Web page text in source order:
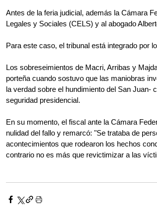
Antes de la feria judicial, además la Cámara
Legales y Sociales (CELS) y al abogado
Para este caso, el tribunal está integrado por
Los sobreseimientos de Macri, Arribas y
porteña cuando sostuvo que las maniobras
la verdad sobre el hundimiento del San Juan-
seguridad presidencial.
En su momento, el fiscal ante la Cámara
nulidad del fallo y remarcó: "Se trataba de
acontecimientos que rodearon los hechos
contrario no es más que revictimizar a las